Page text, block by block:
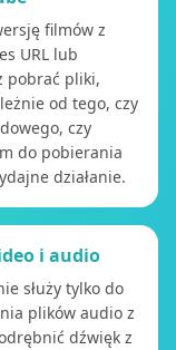
filmów z
URL lub
pobrać pliki,
od tego, czy
czy
do pobierania
działanie.
i audio
służy tylko do
plików audio z
dźwięk z